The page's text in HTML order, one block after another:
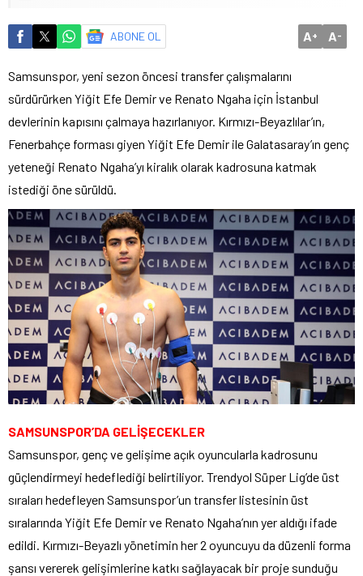
ABONE OL A+ A-
Samsunspor, yeni sezon öncesi transfer çalışmalarını
sürdürürken Yiğit Efe Demir ve Renato Ngaha için İstanbul
devlerinin kapısını çalmaya hazırlanıyor. Kırmızı-Beyazlılar’ın,
Fenerbahçe forması giyen Yiğit Efe Demir ile Galatasaray’ın genç
yeteneği Renato Ngaha’yı kiralık olarak kadrosuna katmak
istediği öne sürüldü.
SAMSUNSPOR’DA GELİŞECEKLER
Samsunspor, genç ve gelişime açık oyuncularla kadrosunu
güçlendirmeyi hedeflediği belirtiliyor. Trendyol Süper Lig’de üst
sıraları hedefleyen Samsunspor’un transfer listesinin üst
sıralarında Yiğit Efe Demir ve Renato Ngaha’nın yer aldığı ifade
edildi. Kırmızı-Beyazlı yönetimin her 2 oyuncuyu da düzenli forma
şansı vererek gelişimlerine katkı sağlayacak bir proje sunduğu